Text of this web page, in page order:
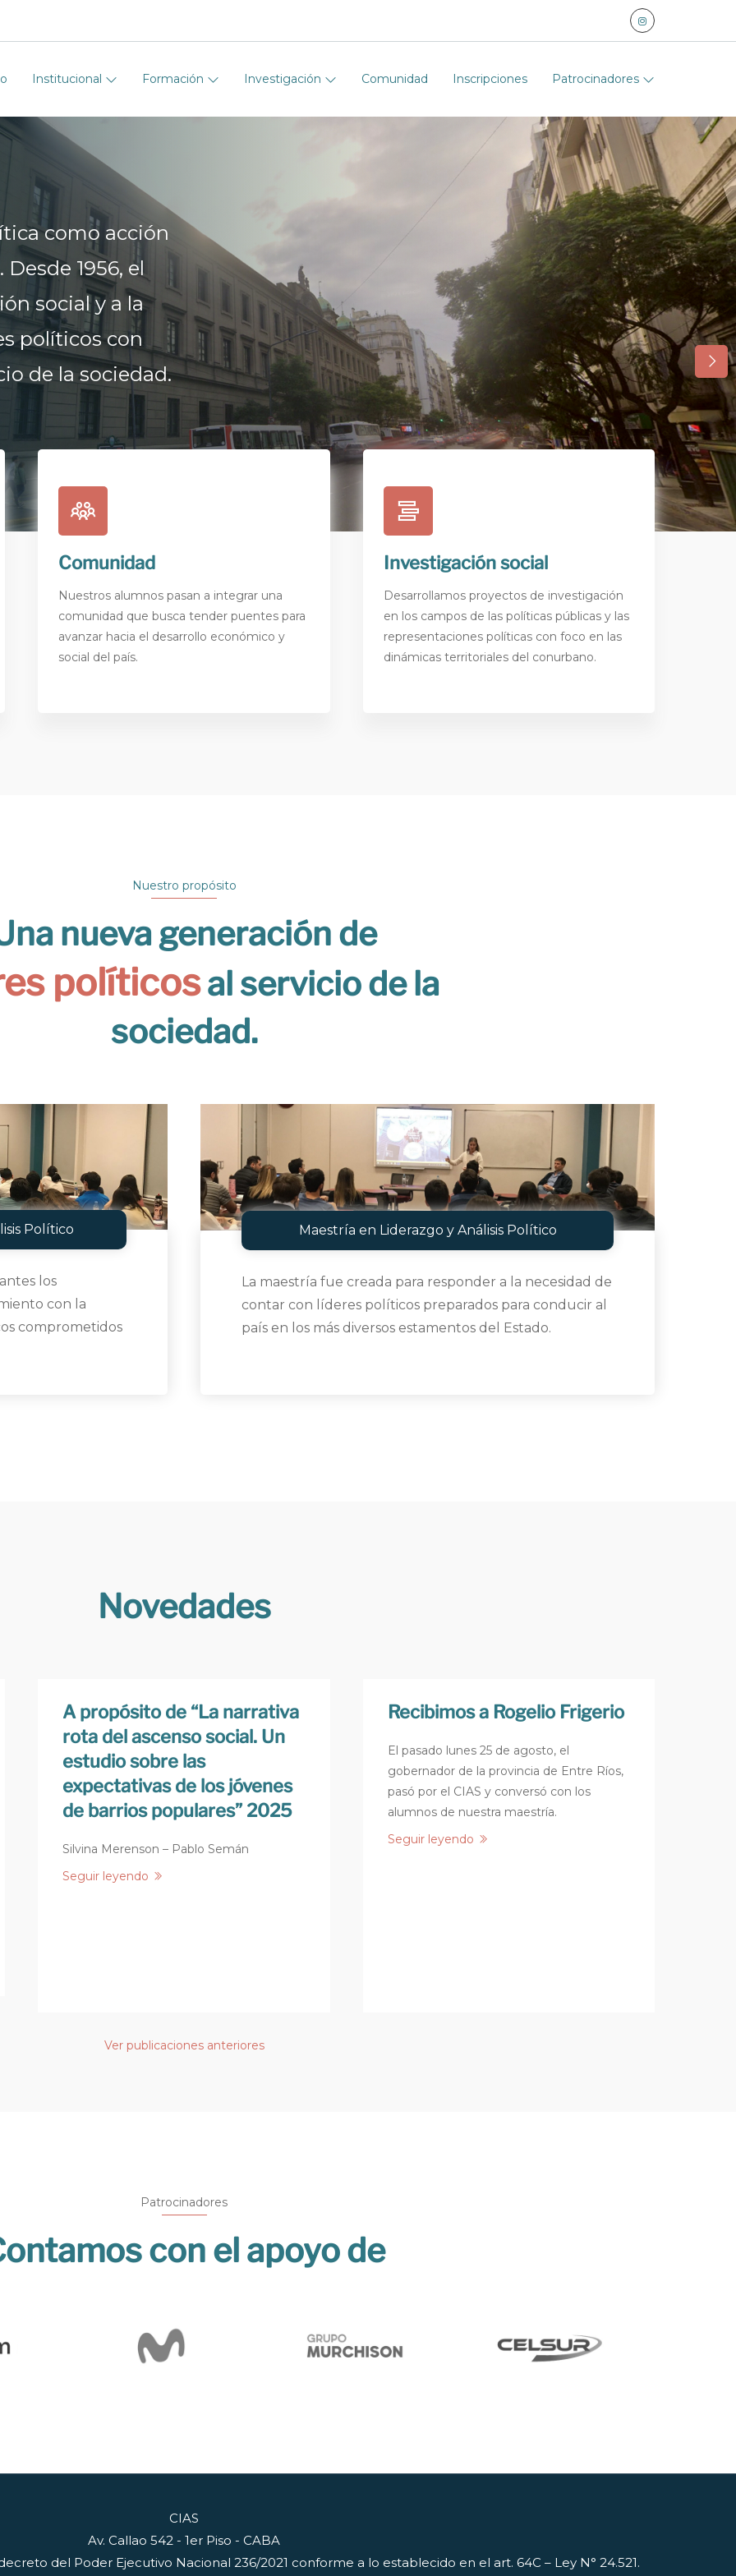
Institucional Formación Investigación Comunidad Inscripciones Patrocinadores
como acción
1956, el
social y a la
políticos con
de la sociedad.
Comunidad
Nuestros alumnos pasan a integrar una
comunidad que busca tender puentes para
avanzar hacia el desarrollo económico y
social del país.
Investigación social
Desarrollamos proyectos de investigación
en los campos de las políticas públicas y las
representaciones políticas con foco en las
dinámicas territoriales del conurbano.
Nuestro propósito
nueva generación de
políticosal servicio de la
sociedad.
Político
los
con la
comprometidos
Maestría en Liderazgo y Análisis Político
La maestría fue creada para responder a la necesidad de
contar con líderes políticos preparados para conducir al
país en los más diversos estamentos del Estado.
Novedades
A propósito de “La narrativa
rota del ascenso social. Un
estudio sobre las
expectativas de los jóvenes
de barrios populares” 2025
Silvina Merenson – Pablo Semán
Seguir leyendo
Recibimos a Rogelio Frigerio
El pasado lunes 25 de agosto, el
gobernador de la provincia de Entre Ríos,
pasó por el CIAS y conversó con los
alumnos de nuestra maestría.
Seguir leyendo
Ver publicaciones anteriores
Patrocinadores
con el apoyo de
CIAS
Av. Callao 542 - 1er Piso - CABA
del Poder Ejecutivo Nacional 236/2021 conforme a lo establecido en el art. 64C – Ley N° 24.521.